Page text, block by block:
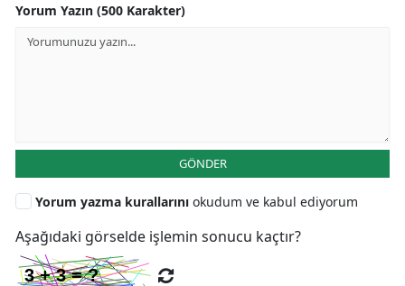
Yorum Yazın (500 Karakter)
GÖNDER
Yorum yazma kurallarını okudum ve kabul ediyorum
Aşağıdaki görselde işlemin sonucu kaçtır?